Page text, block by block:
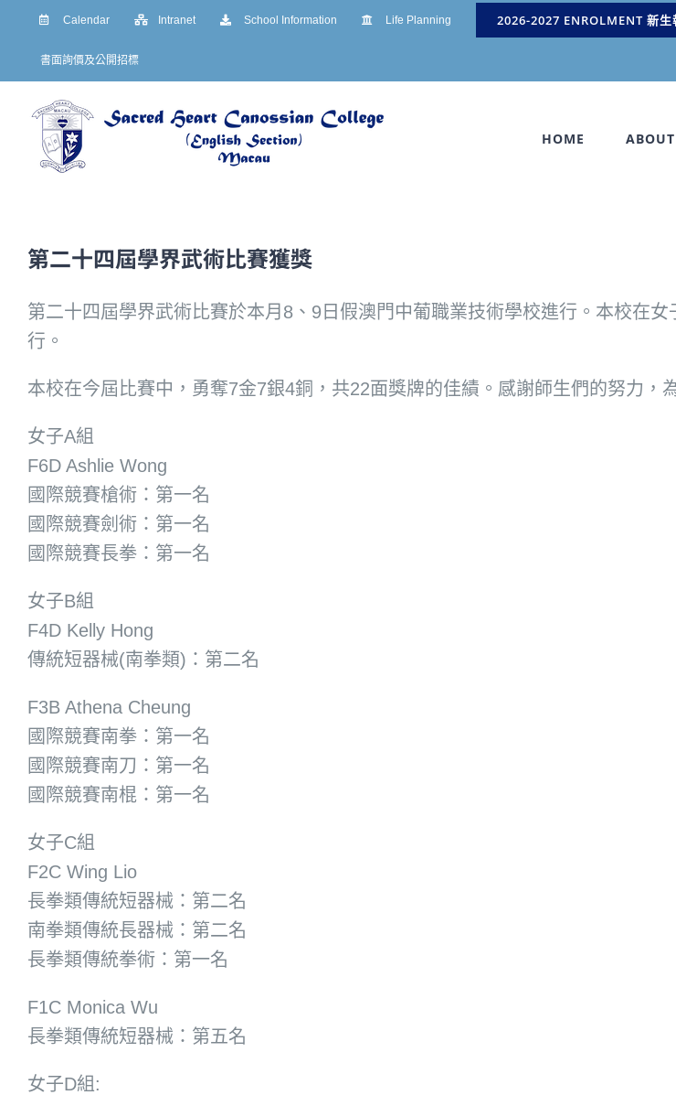
Calendar Intranet School Information Life Planning 2026-2027 ENROLMENT 新生
書面詢價及公開招標
HOME
第二十四屆學界武術比賽獲獎
第二十四屆學界武術比賽於本月8、9日假澳門中葡職業技術學校進行。本校在
行。
本校在今屆比賽中，勇奪7金7銀4銅，共22面獎牌的佳績。感謝師生們的努力，
女子A組
F6D Ashlie Wong
國際競賽槍術：第一名
國際競賽劍術：第一名
國際競賽長拳：第一名
女子B組
F4D Kelly Hong
傳統短器械(南拳類)：第二名
F3B Athena Cheung
國際競賽南拳：第一名
國際競賽南刀：第一名
國際競賽南棍：第一名
女子C組
F2C Wing Lio
長拳類傳統短器械：第二名
南拳類傳統長器械：第二名
長拳類傳統拳術：第一名
F1C Monica Wu
長拳類傳統短器械：第五名
女子D組: